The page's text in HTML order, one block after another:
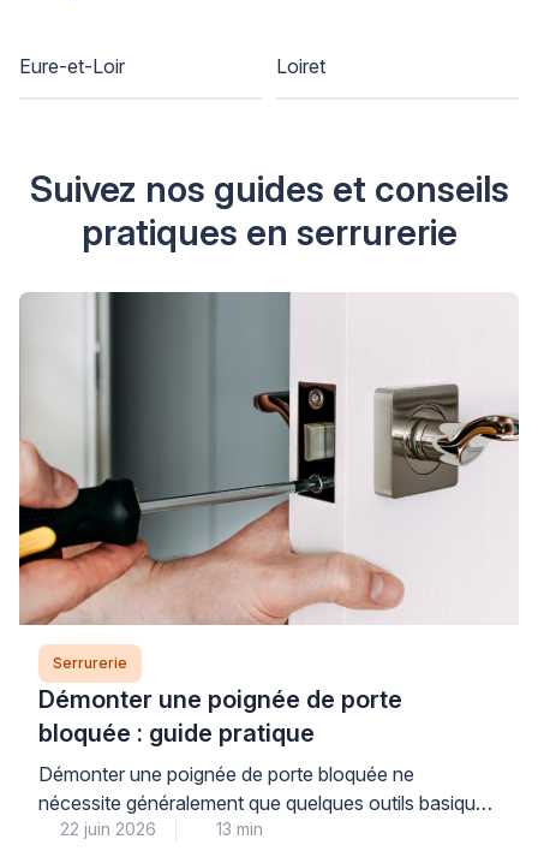
Eure-et-Loir Loiret
Suivez nos guides et conseils
pratiques en serrurerie
Serrurerie
Démonter une poignée de porte
bloquée : guide pratique
Démonter une poignée de porte bloquée ne
nécessite généralement que quelques outils basiques
et une méthode claire, à condition d’identifier
22 juin 2026 13 min